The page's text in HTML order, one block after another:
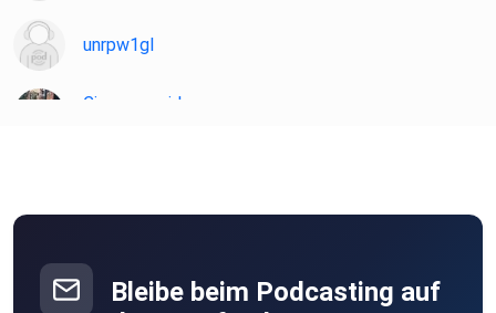
unrpw1gl
Cinnemongirl
Bleibe beim Podcasting auf